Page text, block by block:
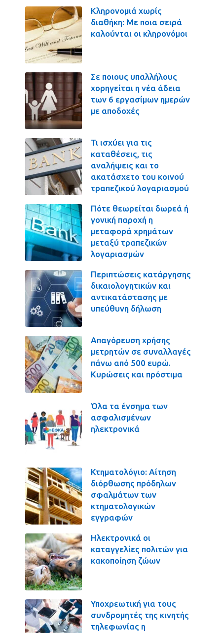
Κληρονομιά χωρίς
διαθήκη: Με ποια σειρά
καλούνται οι κληρονόμοι
Σε ποιους υπαλλήλους
χορηγείται η νέα άδεια
των 6 εργασίμων ημερών
με αποδοχές
Τι ισχύει για τις
καταθέσεις, τις
αναλήψεις και το
ακατάσχετο του κοινού
τραπεζικού λογαριασμού
Πότε θεωρείται δωρεά ή
γονική παροχή η
μεταφορά χρημάτων
μεταξύ τραπεζικών
λογαριασμών
Περιπτώσεις κατάργησης
δικαιολογητικών και
αντικατάστασης με
υπεύθυνη δήλωση
Απαγόρευση χρήσης
μετρητών σε συναλλαγές
πάνω από 500 ευρώ.
Κυρώσεις και πρόστιμα
Όλα τα ένσημα των
ασφαλισμένων
ηλεκτρονικά
Κτηματολόγιο: Αίτηση
διόρθωσης πρόδηλων
σφαλμάτων των
κτηματολογικών
εγγραφών
Ηλεκτρονικά οι
καταγγελίες πολιτών για
κακοποίηση ζώων
Υποχρεωτική για τους
συνδρομητές της κινητής
τηλεφωνίας η